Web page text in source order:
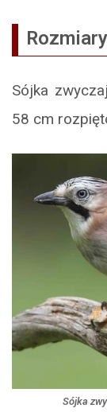
Rozmiary
Sójka
58 cm
Sójka